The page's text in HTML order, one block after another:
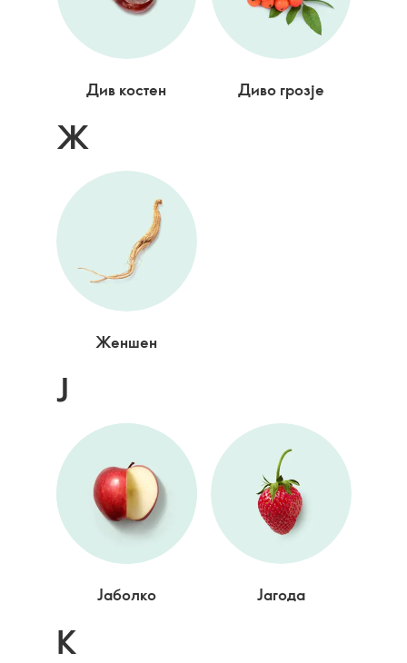
Див костен Диво грозје
Ж
Женшен
Ј
Јаболко Јагода
К